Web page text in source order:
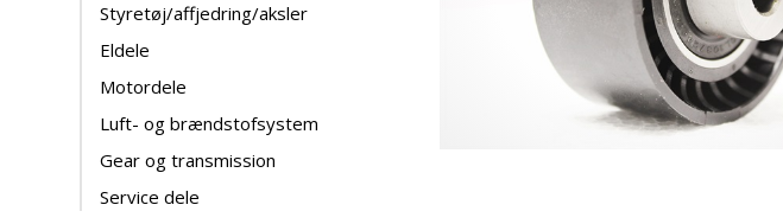
Styretøj/affjedring/aksler
Eldele
Motordele
Luft- og brændstofsystem
Gear og transmission
Service dele